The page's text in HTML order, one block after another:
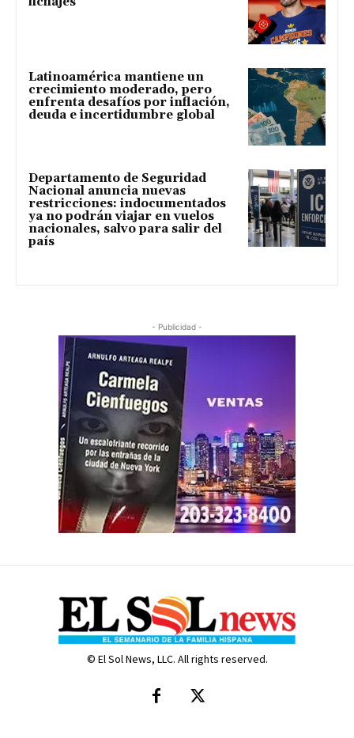
Latinoamérica mantiene un
crecimiento moderado, pero
enfrenta desafíos por inflación,
deuda e incertidumbre global
Departamento de Seguridad
Nacional anuncia nuevas
restricciones: indocumentados
ya no podrán viajar en vuelos
nacionales, salvo para salir del
país
- Publicidad -
© El Sol News, LLC. All rights reserved.